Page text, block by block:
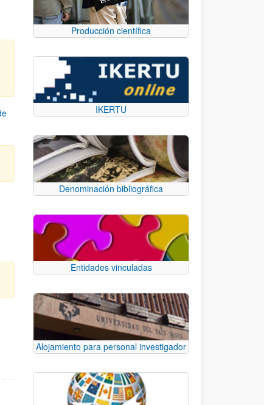
desplazarse.
Producción científica
IKERTU
Denominación bibliográfica
Entidades vinculadas
Alojamiento para personal investigador